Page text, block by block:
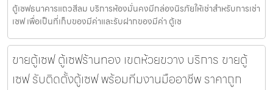
ตู้เซฟธนาคารแถวสีลม บริการห้องมั่นคงมีกล่องนิรภัยให้เช่าสำหรับการเช่า
เซฟ เพื่อเป็นที่เก็บของมีค่าและรับฝากของมีค่า ตู้เซ
ขายตู้เซฟ ตู้เซฟร้านทอง เขตห้วยขวาง บริการ ขายตู้
เซฟ รับติดตั้งตู้เซฟ พร้อมทีมงานมืออาชีพ ราคาถูก